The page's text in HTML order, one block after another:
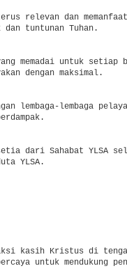
relevan dan
dan tuntunan Tuhan.
memadai untuk setiap
dengan maksimal.
lembaga-lembaga
dari Sahabat YLSA
YLSA.
kasih Kristus di
untuk mendukung